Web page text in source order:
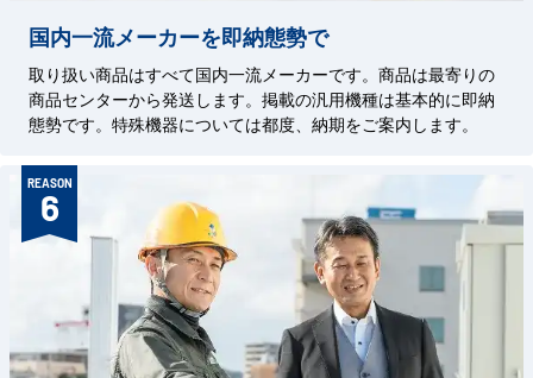
国内一流メーカーを即納態勢で
取り扱い商品はすべて国内一流メーカーです。商品は最寄りの
商品センターから発送します。掲載の汎用機種は基本的に即納
態勢です。特殊機器については都度、納期をご案内します。
REASON
6